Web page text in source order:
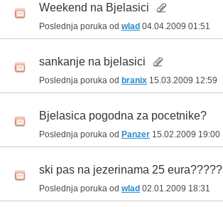
Weekend na Bjelasici
Poslednja poruka od wlad 04.04.2009 01:51
sankanje na bjelasici
Poslednja poruka od branix 15.03.2009 12:59
Bjelasica pogodna za pocetnike?
Poslednja poruka od Panzer 15.02.2009 19:00
ski pas na jezerinama 25 eura?????
Poslednja poruka od wlad 02.01.2009 18:31